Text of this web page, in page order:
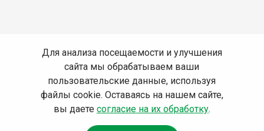
Для анализа посещаемости и улучшения
сайта мы обрабатываем ваши
пользовательские данные, используя
файлы cookie. Оставаясь на нашем сайте,
вы даете согласие на их обработку.